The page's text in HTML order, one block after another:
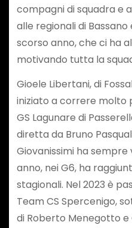
compagni di squadra e
alle regionali di
scorso anno, che ci ha
motivando tutta la
Gioele Libertani, di
iniziato a correre molto
GS Lagunare di
diretta da Bruno
Giovanissimi ha
anno, nei G6, ha
stagionali. Nel 2023 è
Team CS Spercenigo,
di Roberto Menegotto